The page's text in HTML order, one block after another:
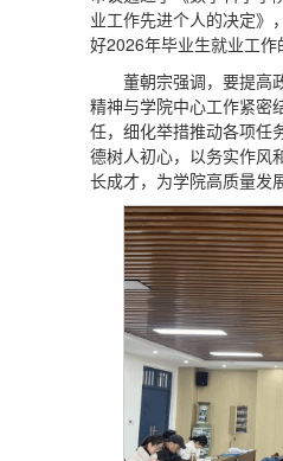
业工作先进个人的决定》
好2026年毕业生就业工作
董朝宗强调，要提高
精神与学院中心工作紧密
任，细化举措推动各项任
德树人初心，以务实作风
长成才，为学院高质量发